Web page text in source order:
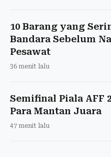
10 Barang yang
Bandara Sebelum
Pesawat
36 menit lalu
Semifinal Piala AFF
Para Mantan Juara
47 menit lalu